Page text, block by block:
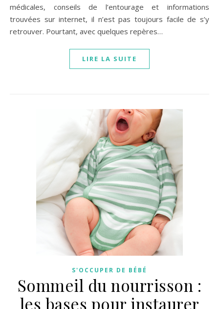
médicales, conseils de l’entourage et informations
trouvées sur internet, il n’est pas toujours facile de s’y
retrouver. Pourtant, avec quelques repères…
LIRE LA SUITE
S'OCCUPER DE BÉBÉ
Sommeil du nourrisson :
les bases pour instaurer